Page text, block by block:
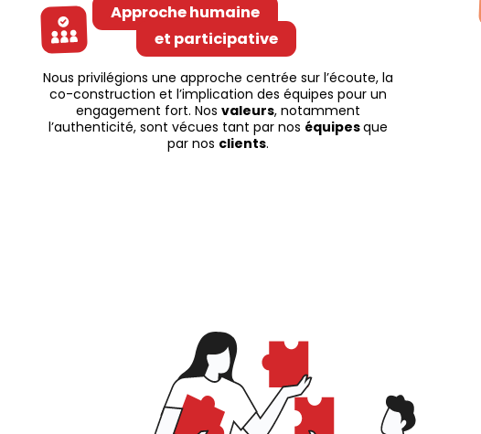
Approche humaine
et participative
Nous privilégions une approche centrée sur l’écoute, la
co-construction et l’implication des équipes pour un
engagement fort. Nos valeurs, notamment
l’authenticité, sont vécues tant par nos équipesque
par nos clients.